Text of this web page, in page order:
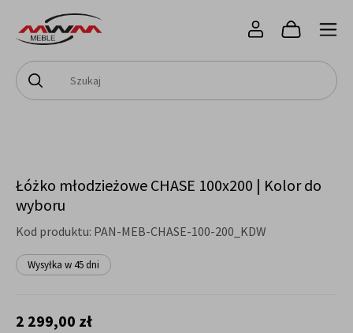
Łóżko młodzieżowe CHASE 100x200 | Kolor do
wyboru
Kod produktu: PAN-MEB-CHASE-100-200_KDW
Wysyłka w 45 dni
2 299,00 zł